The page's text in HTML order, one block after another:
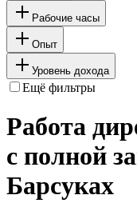
Рабочие часы
Опыт
Уровень дохода
Ещё фильтры
Работа
с полной
Барсуках